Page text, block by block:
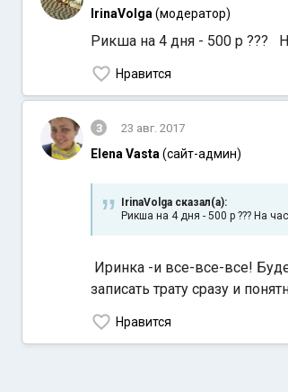
IrinaVolga (модератор)
Рикша на 4 дня - 500 р ???
Нравится
3 23 авг. 2017
Elena Vasta (сайт-админ)
IrinaVolga сказал(а):
Рикша на 4 дня - 500 р ??? На
Иринка -и все-все-все!
записать трату сразу и
Нравится